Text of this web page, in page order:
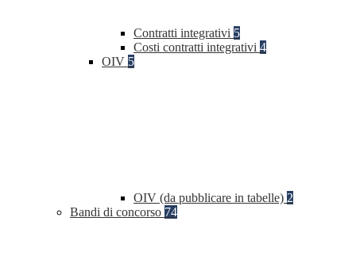
Contratti integrativi 5
Costi contratti integrativi 4
OIV 5
OIV (da pubblicare in tabelle) 2
Bandi di concorso 74